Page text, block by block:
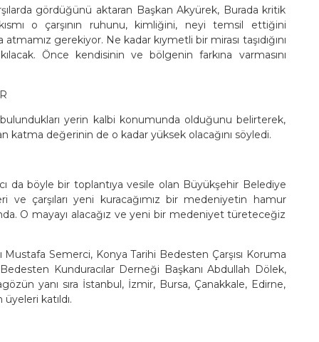
gördüğünü aktaran Başkan Akyürek, Burada kritik
o çarşının ruhunu, kimliğini, neyi temsil ettiğini
gerekiyor. Ne kadar kıymetli bir mirası taşıdığını
Önce kendisinin ve bölgenin farkına varmasını
yerin kalbi konumunda olduğunu belirterek,
katma değerinin de o kadar yüksek olacağını söyledi.
da böyle bir toplantıya vesile olan Büyükşehir Belediye
ve çarşıları yeni kuracağımız bir medeniyetin hamur
O mayayı alacağız ve yeni bir medeniyet türeteceğiz
Mustafa Semerci, Konya Tarihi Bedesten Çarşısı Koruma
Kunduracılar Derneği Başkanı Abdullah Dölek,
yanı sıra İstanbul, İzmir, Bursa, Çanakkale, Edirne,
katıldı.